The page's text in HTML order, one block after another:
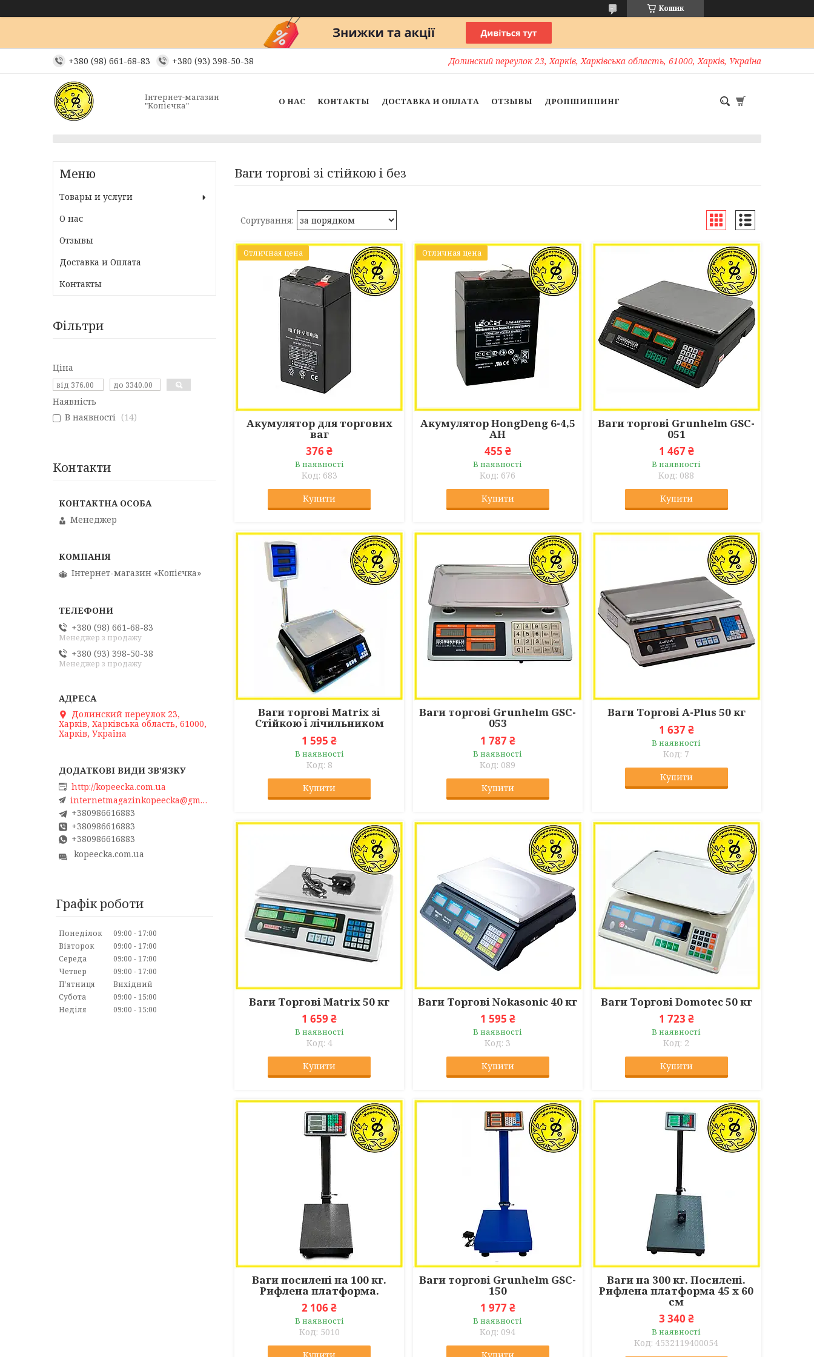
Кошик
+380 (98) 661-68-83 +380 (93) 398-50-38 Долинский переулок 23, Харків, Харківська область, 61000, Харків, Україна
Інтернет-магазин
"Копієчка" О НАС КОНТАКТЫ ДОСТАВКА И ОПЛАТА ОТЗЫВЫ ДРОПШИППИНГ
Ваги торгові зі стійкою і без
Отличная цена
Акумулятор для торгових
ваг
376 ₴
В наявності
683
Купити
Отличная цена
Акумулятор HongDeng 6-4,5
AH
455 ₴
В наявності
676
Купити
Ваги торгові Grunhelm GSC-
051
1 467 ₴
В наявності
088
Купити
Ваги торгові Matrix зі
Стійкою і лічильником
1 595 ₴
В наявності
8
Купити
Ваги торгові Grunhelm GSC-
053
1 787 ₴
В наявності
089
Купити
Ваги Торгові A-Plus 50 кг
1 637 ₴
В наявності
7
Купити
Ваги Торгові Matrix 50 кг
1 659 ₴
В наявності
4
Купити
Ваги Торгові Nokasonic 40 кг
1 595 ₴
В наявності
3
Купити
Ваги Торгові Domotec 50 кг
1 723 ₴
В наявності
2
Купити
Ваги посилені на 100 кг.
Рифлена платформа.
2 106 ₴
В наявності
5010
Ваги торгові Grunhelm GSC-
150
1 977 ₴
В наявності
094
Ваги на 300 кг. Посилені.
Рифлена платформа 45 х 60
см
3 340 ₴
В наявності
4532119400054
Товары и услуги
О нас
Отзывы
Доставка и Оплата
Контакты
Фільтри
Ціна
Наявність
В наявності
14
Контакти
Менеджер
Інтернет-магазин «Копієчка»
+380 (98) 661-68-83
Менеджер з продажу
+380 (93) 398-50-38
Менеджер з продажу
Долинский переулок 23,
Харків, Харківська область, 61000,
Харків, Україна
http://kopeecka.com.ua
internetmagazinkopeecka@gmail.com
+380986616883
+380986616883
+380986616883
kopeecka.com.ua
Графік роботи
Понеділок 09:00
17:00
Вівторок
09:00
17:00
Середа
09:00
17:00
Четвер
09:00
17:00
Пʼятниця
Вихідний
Субота
09:00
15:00
Неділя
09:00 15:00